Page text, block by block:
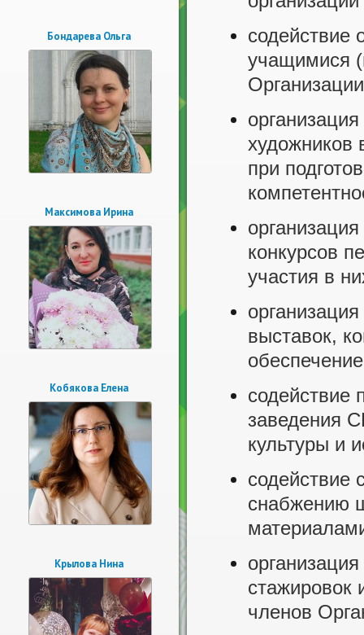
Бондарева Ольга
Максимова Ирина
Кобякова Елена
Крылова Нина
содействие
учащимися
художников
при
конкурсов
участия в
выставок,
содействие
заведения
культуры и
содействие
снабжению
стажировок
членов